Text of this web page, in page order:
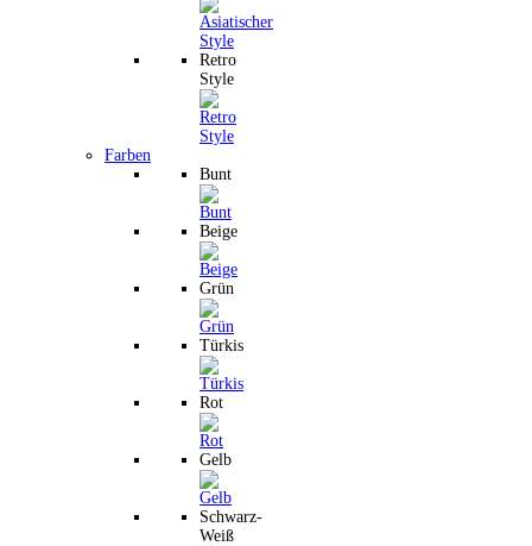
Retro
Style
Farben
Bunt
Beige
Grün
Türkis
Rot
Gelb
Schwarz-
Weiß